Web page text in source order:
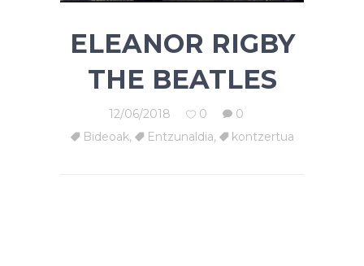
ELEANOR RIGBY
THE BEATLES
12/06/2018 0
0
Bideoak, Entzunaldia, kontzertua